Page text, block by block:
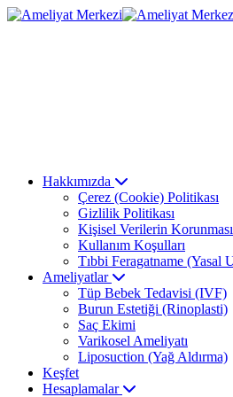
Hakkımızda
Çerez (Cookie) Politikası
Gizlilik Politikası
Kişisel Verilerin
Kullanım Koşulları
Tıbbi Feragatname (Yasal
Ameliyatlar
Tüp Bebek Tedavisi (IVF)
Burun Estetiği (Rinoplasti)
Saç Ekimi
Varikosel Ameliyatı
Liposuction (Yağ Aldırma)
Keşfet
Hesaplamalar